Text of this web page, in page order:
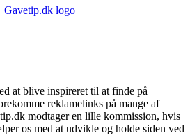
at blive inspireret til at finde på
reklamelinks på mange af
modtager en lille kommission, hvis
os med at udvikle og holde siden ved